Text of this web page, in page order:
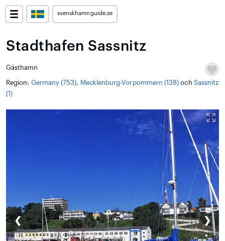
svenskhamnguide.se
Stadthafen Sassnitz
Gästhamn
Region: Germany (753), Mecklenburg-Vorpommern (138) och Sassnitz
(1)
❮ ❯